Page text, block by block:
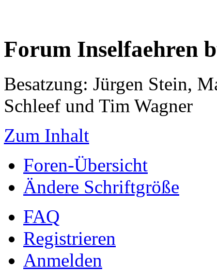
Forum Inselfaehren
Besatzung: Jürgen Stein,
Schleef und Tim Wagner
Zum Inhalt
Foren-Übersicht
Ändere Schriftgröße
FAQ
Registrieren
Anmelden